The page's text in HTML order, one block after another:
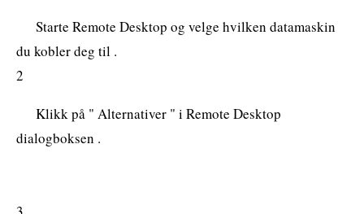
Starte Remote Desktop og velge hvilken datamaskin
du kobler deg til .
2
Klikk på " Alternativer " i Remote Desktop
dialogboksen .